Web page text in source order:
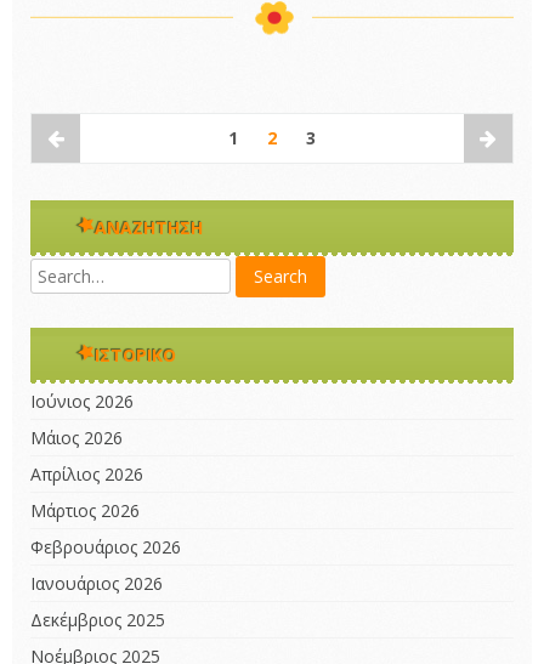
1 2 3
ΑΝΑΖΉΤΗΣΗ
ΙΣΤΟΡΙΚΌ
Ιούνιος 2026
Μάιος 2026
Απρίλιος 2026
Μάρτιος 2026
Φεβρουάριος 2026
Ιανουάριος 2026
Δεκέμβριος 2025
Νοέμβριος 2025